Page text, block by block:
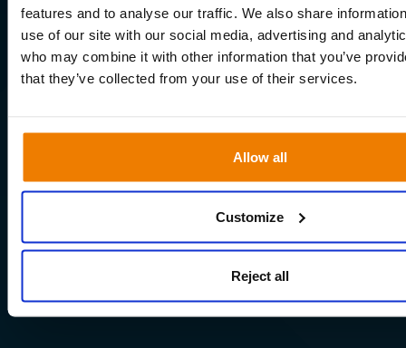
features and to analyse our traffic. We also share
use of our site with our social media, advertising and
who may combine it with other information that you’ve
that they’ve collected from your use of their services.
Allow all
Customize
Reject all